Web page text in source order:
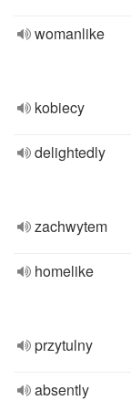
womanlike
kobiecy
delightedly
zachwytem
homelike
przytulny
absently